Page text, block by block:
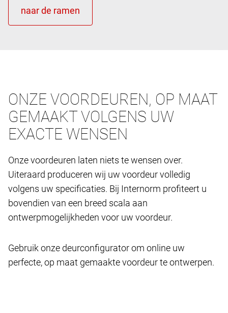
ONZE VOORDEUREN, OP MAAT
GEMAAKT VOLGENS UW
EXACTE WENSEN
Onze voordeuren laten niets te wensen over.
Uiteraard produceren wij uw voordeur volledig
volgens uw specificaties. Bij Internorm profiteert u
bovendien van een breed scala aan
ontwerpmogelijkheden voor uw voordeur.
Gebruik onze deurconfigurator om online uw
perfecte, op maat gemaakte voordeur te ontwerpen.